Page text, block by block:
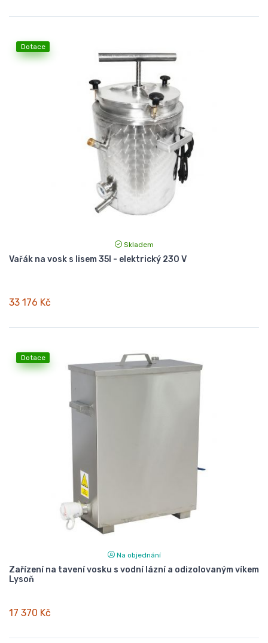
Dotace
Skladem
Vařák na vosk s lisem 35l - elektrický 230 V
33 176 Kč
Dotace
Na objednání
Zařízení na tavení vosku s vodní lázní a odizolovaným víkem
Lysoň
17 370 Kč